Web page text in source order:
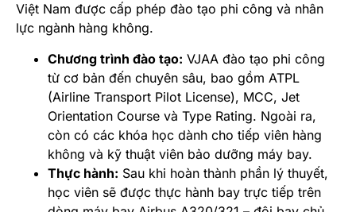
Việt Nam được cấp phép đào tạo phi công và nhân
lực ngành hàng không.
Chương trình đào tạo: VJAA đào tạo phi công
từ cơ bản đến chuyên sâu, bao gồm ATPL
(Airline Transport Pilot License), MCC, Jet
Orientation Course và Type Rating. Ngoài ra,
còn có các khóa học dành cho tiếp viên hàng
không và kỹ thuật viên bảo dưỡng máy bay.
Thực hành: Sau khi hoàn thành phần lý thuyết,
học viên sẽ được thực hành bay trực tiếp trên